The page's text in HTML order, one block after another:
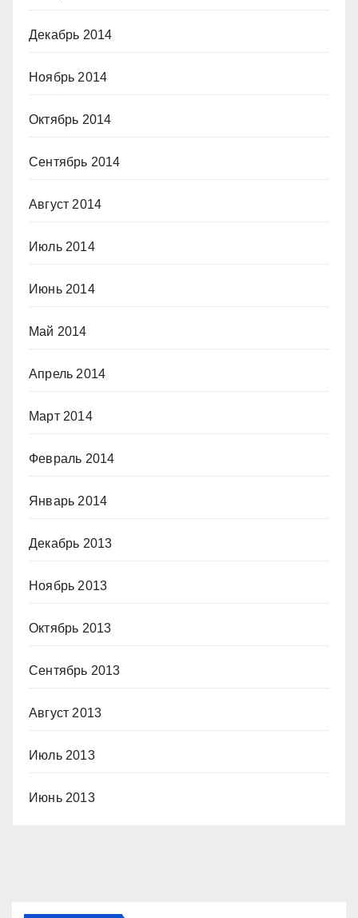
Декабрь 2014
Ноябрь 2014
Октябрь 2014
Сентябрь 2014
Август 2014
Июль 2014
Июнь 2014
Май 2014
Апрель 2014
Март 2014
Февраль 2014
Январь 2014
Декабрь 2013
Ноябрь 2013
Октябрь 2013
Сентябрь 2013
Август 2013
Июль 2013
Июнь 2013